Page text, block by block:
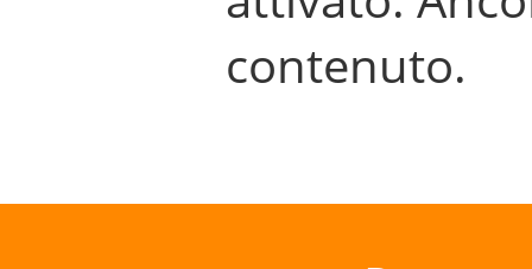
contenuto.